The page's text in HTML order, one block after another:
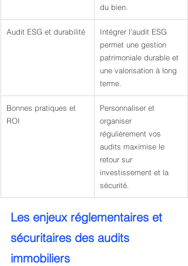
du bien.
Audit ESG et durabilité
Intégrer l’audit ESG
permet une gestion
patrimoniale durable et
une valorisation à long
terme.
Bonnes pratiques et
ROI
Personnaliser et
organiser
régulièrement vos
audits maximise le
retour sur
investissement et la
sécurité.
Les enjeux réglementaires et
sécuritaires des audits
immobiliers